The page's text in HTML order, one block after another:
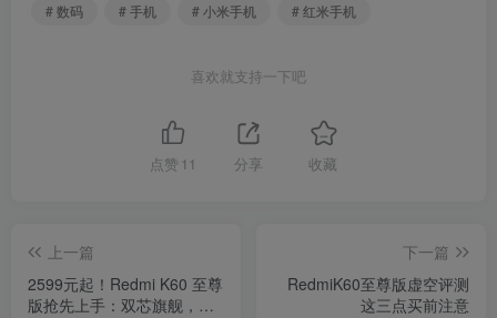
# 数码
# 手机 # 小米手机 # 红米手机
喜欢就支持一下吧
点赞 11 分享 收藏
上一篇
2599元起！Redmi K60 至尊
版抢先上手：双芯旗舰，狂
下一篇
RedmiK60至尊版虚空评测
这三点买前注意